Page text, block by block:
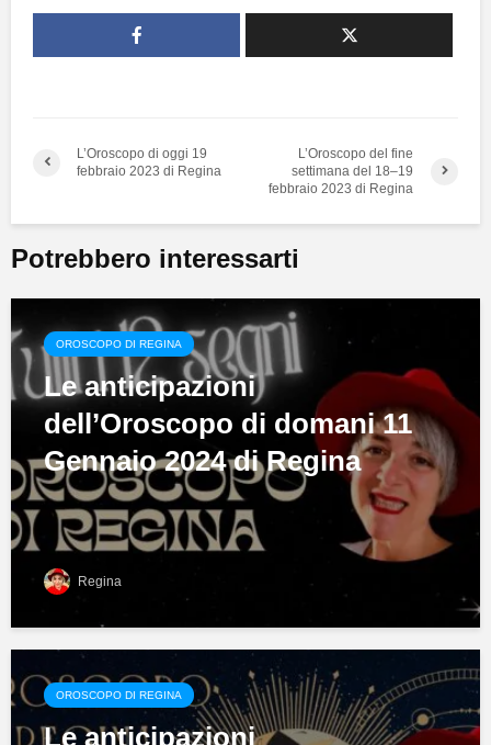
L’Oroscopo di oggi 19
febbraio 2023 di Regina
L’Oroscopo del fine
settimana del 18–19
febbraio 2023 di Regina
Potrebbero interessarti
OROSCOPO DI REGINA
Le anticipazioni
dell’Oroscopo di domani 11
Gennaio 2024 di Regina
Regina
OROSCOPO DI REGINA
Le anticipazioni